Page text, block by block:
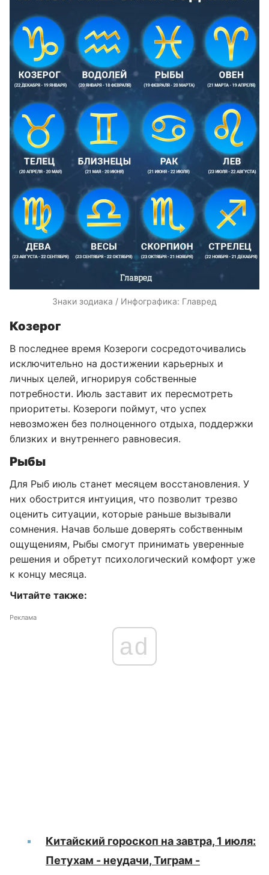
Знаки зодиака / Инфографика: Главред
Козерог
В последнее время Козероги сосредоточивались
исключительно на достижении карьерных и
личных целей, игнорируя собственные
потребности. Июль заставит их пересмотреть
приоритеты. Козероги поймут, что успех
невозможен без полноценного отдыха, поддержки
близких и внутреннего равновесия.
Рыбы
Для Рыб июль станет месяцем восстановления. У
них обострится интуиция, что позволит трезво
оценить ситуации, которые раньше вызывали
сомнения. Начав больше доверять собственным
ощущениям, Рыбы смогут принимать уверенные
решения и обретут психологический комфорт уже
к концу месяца.
Читайте также:
Реклама
ad
Китайский гороскоп на завтра, 1 июля:
Петухам - неудачи, Тиграм -